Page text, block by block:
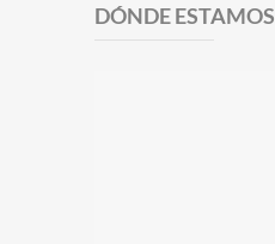
DÓNDE ESTAMOS